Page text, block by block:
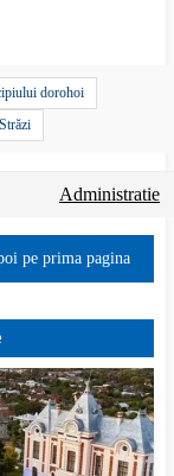
dorohoi
Străzi
Administratie
pe prima pagina